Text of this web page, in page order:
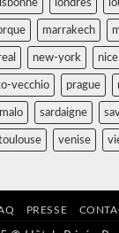
lisbonne londres
marrakech
new-york nice
vecchio prague
sardaigne
venise
PRESSE